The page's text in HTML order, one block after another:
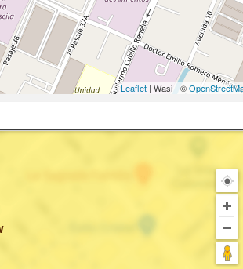
Leaflet| Wasi - ©